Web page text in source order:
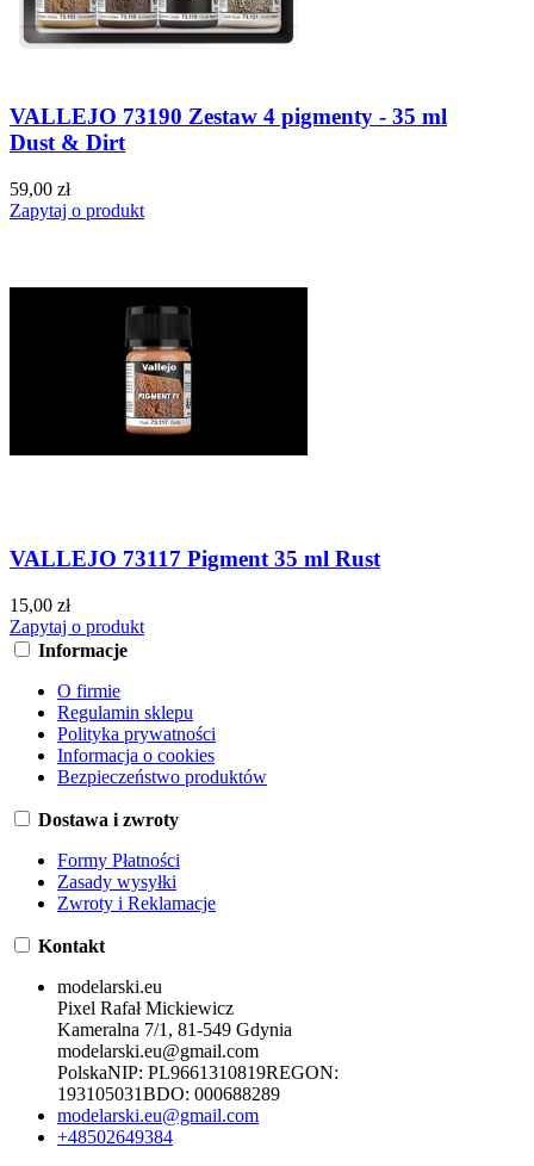
VALLEJO 73190 Zestaw 4 pigmenty - 35 ml
Dust & Dirt
59,00 zł
Zapytaj o produkt
VALLEJO 73117 Pigment 35 ml Rust
15,00 zł
Zapytaj o produkt
Informacje
O firmie
Regulamin sklepu
Polityka prywatności
Informacja o cookies
Bezpieczeństwo produktów
Dostawa i zwroty
Formy Płatności
Zasady wysyłki
Zwroty i Reklamacje
Kontakt
modelarski.eu
Pixel Rafał Mickiewicz
Kameralna 7/1, 81-549 Gdynia
modelarski.eu@gmail.com
PolskaNIP: PL9661310819REGON:
193105031BDO: 000688289
modelarski.eu@gmail.com
+48502649384